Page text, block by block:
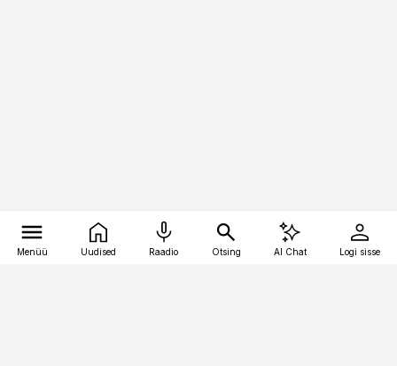
Menüü Uudised Raadio Otsing AI Chat Logi sisse